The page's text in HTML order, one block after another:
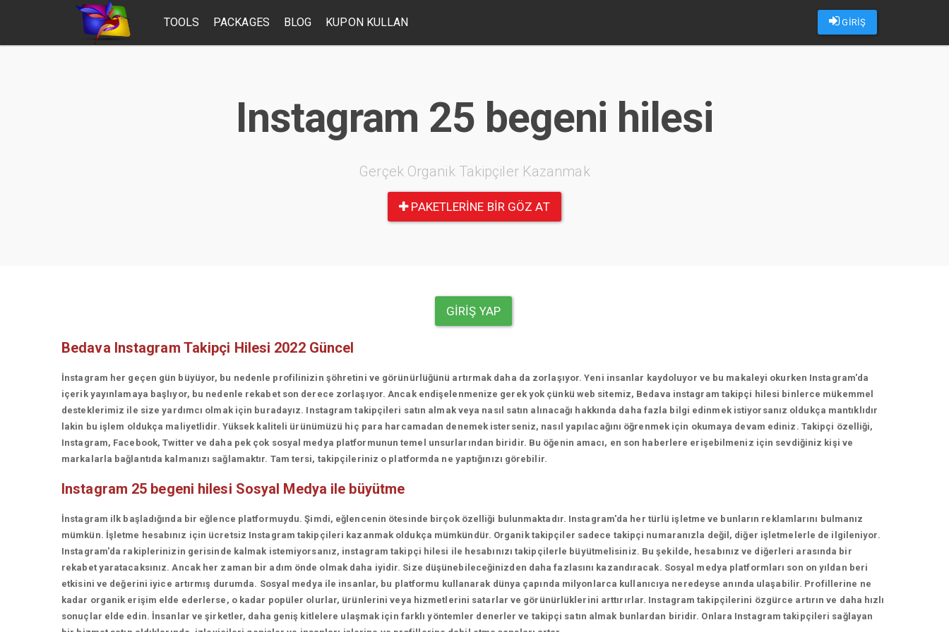
GİRİŞ
TOOLS PACKAGES BLOG KUPON KULLAN
Instagram 25 begeni hilesi
Gerçek Organik Takipçiler Kazanmak
PAKETLERINE BIR GÖZ AT
GIRIŞ YAP
Bedava Instagram Takipçi Hilesi 2022 Güncel
İnstagram her geçen gün büyüyor, bu nedenle profilinizin şöhretini ve görünürlüğünü artırmak daha da zorlaşıyor. Yeni insanlar kaydoluyor ve bu makaleyi okurken Instagram'da
içerik yayınlamaya başlıyor, bu nedenle rekabet son derece zorlaşıyor. Ancak endişelenmenize gerek yok çünkü web sitemiz, Bedava instagram takipçi hilesi binlerce mükemmel
desteklerimiz ile size yardımcı olmak için buradayız. Instagram takipçileri satın almak veya nasıl satın alınacağı hakkında daha fazla bilgi edinmek istiyorsanız oldukça mantıklıdır
lakin bu işlem oldukça maliyetlidir. Yüksek kaliteli ürünümüzü hiç para harcamadan denemek isterseniz, nasıl yapılacağını öğrenmek için okumaya devam ediniz. Takipçi özelliği,
Instagram, Facebook, Twitter ve daha pek çok sosyal medya platformunun temel unsurlarından biridir. Bu öğenin amacı, en son haberlere erişebilmeniz için sevdiğiniz kişi ve
markalarla bağlantıda kalmanızı sağlamaktır. Tam tersi, takipçileriniz o platformda ne yaptığınızı görebilir.
Instagram 25 begeni hilesi Sosyal Medya ile büyütme
İnstagram ilk başladığında bir eğlence platformuydu. Şimdi, eğlencenin ötesinde birçok özelliği bulunmaktadır. Instagram'da her türlü işletme ve bunların reklamlarını bulmanız
mümkün. İşletme hesabınız için ücretsiz Instagram takipçileri kazanmak oldukça mümkündür. Organik takipçiler sadece takipçi numaranızla değil, diğer işletmelerle de ilgileniyor.
Instagram'da rakiplerinizin gerisinde kalmak istemiyorsanız, instagram takipçi hilesi ile hesabınızı takipçilerle büyütmelisiniz. Bu şekilde, hesabınız ve diğerleri arasında bir
rekabet yaratacaksınız. Ancak her zaman bir adım önde olmak daha iyidir. Size düşünebileceğinizden daha fazlasını kazandıracak. Sosyal medya platformları son on yıldan beri
etkisini ve değerini iyice artırmış durumda. Sosyal medya ile insanlar, bu platformu kullanarak dünya çapında milyonlarca kullanıcıya neredeyse anında ulaşabilir. Profillerine ne
kadar organik erişim elde ederlerse, o kadar popüler olurlar, ürünlerini veya hizmetlerini satarlar ve görünürlüklerini arttırırlar. Instagram takipçilerini özgürce artırın ve daha hızlı
sonuçlar elde edin. İnsanlar ve şirketler, daha geniş kitlelere ulaşmak için farklı yöntemler denerler ve takipçi satın almak bunlardan biridir. Onlara Instagram takipçileri sağlayan